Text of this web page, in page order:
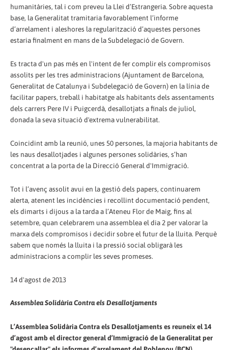
humanitàries, tal i com preveu la Llei d’Estrangeria. Sobre aquesta
base, la Generalitat tramitaria favorablement l’informe
d’arrelament i aleshores la regularització d’aquestes persones
estaria finalment en mans de la Subdelegació de Govern.
Es tracta d'un pas més en l'intent de fer complir els compromisos
assolits per les tres administracions (Ajuntament de Barcelona,
Generalitat de Catalunya i Subdelegació de Govern) en la línia de
facilitar papers, treball i habitatge als habitants dels assentaments
dels carrers Pere IV i Puigcerdà, desallotjats a finals de juliol,
donada la seva situació d'extrema vulnerabilitat.
Coincidint amb la reunió, unes 50 persones, la majoria habitants de
les naus desallotjades i algunes persones solidàries, s’han
concentrat a la porta de la Direcció General d'Immigració.
Tot i l’avenç assolit avui en la gestió dels papers, continuarem
alerta, atenent les incidències i recollint documentació pendent,
els dimarts i dijous a la tarda a l’Ateneu Flor de Maig, fins al
setembre, quan celebrarem una assemblea el dia 2 per valorar la
marxa dels compromisos i decidir sobre el futur de la lluita. Perquè
sabem que només la lluita i la pressió social obligarà les
administracions a complir les seves promeses.
14 d'agost de 2013
Assemblea Solidària Contra els Desallotjaments
L’Assemblea Solidària Contra els Desallotjaments es reuneix el 14
d’agost amb el director general d’Immigració de la Generalitat per